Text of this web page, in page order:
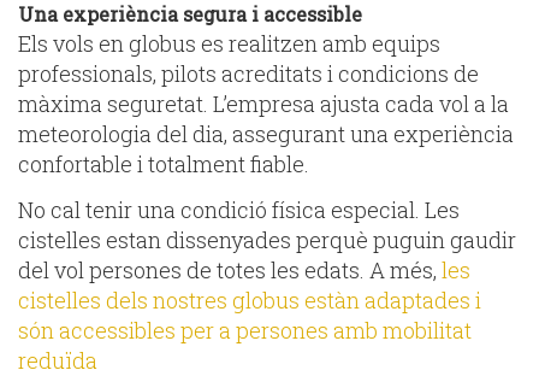
Una experiència segura i accessible
Els vols en globus es realitzen amb equips
professionals, pilots acreditats i condicions de
màxima seguretat. L’empresa ajusta cada vol a la
meteorologia del dia, assegurant una experiència
confortable i totalment fiable.
No cal tenir una condició física especial. Les
cistelles estan dissenyades perquè puguin gaudir
del vol persones de totes les edats. A més, les
cistelles dels nostres globus estàn adaptades i
són accessibles per a persones amb mobilitat
reduïda